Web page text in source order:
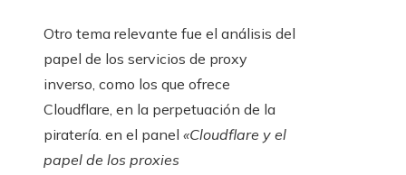
Otro tema relevante fue el análisis del
papel de los servicios de proxy
inverso, como los que ofrece
Cloudflare, en la perpetuación de la
piratería. en el panel «Cloudflare y el
papel de los proxies